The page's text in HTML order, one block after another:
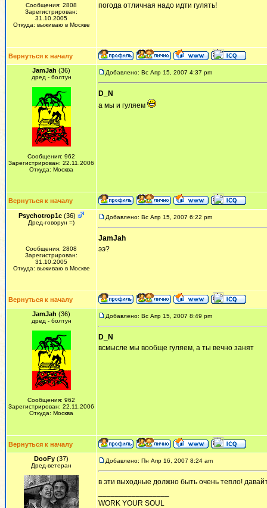
Сообщения: 2808
Зарегистрирован:
31.10.2005
Откуда: выживаю в Москве
погода отличная надо идти гулять!
Вернуться к началу
JamJah (36)
дред - болтун
Сообщения: 962
Зарегистрирован: 22.11.2006
Откуда: Москва
Добавлено: Вс Апр 15, 2007 4:37 pm
D_N
а мы и гуляем
Вернуться к началу
Psychotrop1c (36)
Дред-говорун =)
Сообщения: 2808
Зарегистрирован:
31.10.2005
Откуда: выживаю в Москве
Добавлено: Вс Апр 15, 2007 6:22 pm
JamJah
ээ?
Вернуться к началу
JamJah (36)
дред - болтун
Сообщения: 962
Зарегистрирован: 22.11.2006
Откуда: Москва
Добавлено: Вс Апр 15, 2007 8:49 pm
D_N
всмысле мы вообще гуляем, а ты вечно занят
Вернуться к началу
DooFy (37)
Дред-ветеран
Добавлено: Пн Апр 16, 2007 8:24 am
в эти выходные должно быть очень тепло!
WORK YOUR SOUL